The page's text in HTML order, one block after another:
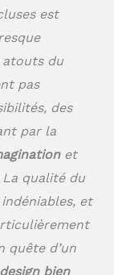
parents à
de jouets
et
à utiliser
nécessite
il suffit de
Il est conçu
enfants
et en
ce
se
regarder
est
atouts du
pas
des
par la
et
qualité du
et
quête d’un
bien